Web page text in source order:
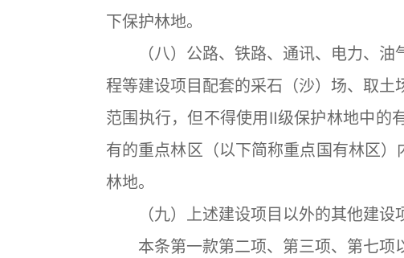
下保护林地。
（八）公路、铁路、通讯、电力、油
程等建设项目配套的采石（沙）场、取
范围执行，但不得使用Ⅱ级保护林地中的
有的重点林区（以下简称重点国有林区
林地。
（九）上述建设项目以外的其他建设
本条第一款第二项、第三项、第七项